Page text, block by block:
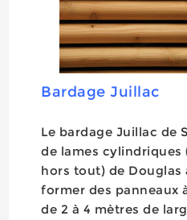
Bardage Juillac
Le bardage Juillac de
de lames cylindriques
hors tout) de Douglas
former des panneaux
de 2 à 4 mètres de